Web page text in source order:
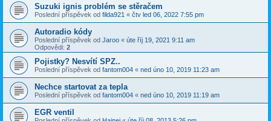
Suzuki ignis problém se stěračem
Poslední příspěvek od filda921 « čtv led 06, 2022 7:55 pm
Autoradio kódy
Poslední příspěvek od Jaroo « úte říj 19, 2021 9:11 am
Odpovědi: 2
Pojistky? Nesvítí SPZ..
Poslední příspěvek od fantom004 « ned úno 10, 2019 11:23 am
Nechce startovat za tepla
Poslední příspěvek od fantom004 « ned úno 10, 2019 11:19 am
EGR ventil